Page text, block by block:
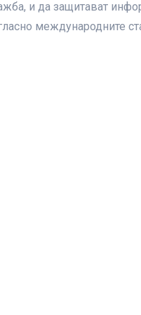
и да защитават
международните